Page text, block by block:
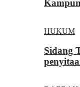
HUKUM
Sidang